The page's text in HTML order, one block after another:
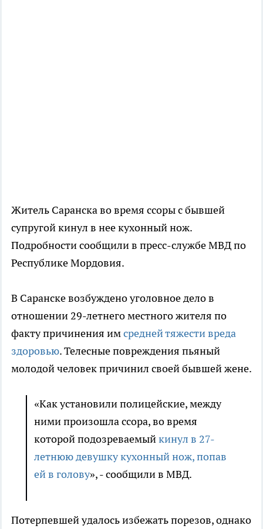
Житель Саранска во время ссоры с бывшей
супругой кинул в нее кухонный нож.
Подробности сообщили в пресс-службе МВД по
Республике Мордовия.
В Саранске возбуждено уголовное дело в
отношении 29-летнего местного жителя по
факту причинения имсредней тяжести вреда
здоровью. Телесные повреждения пьяный
молодой человек причинил своей бывшей жене.
«Как установили полицейские, между
ними произошла ссора, во время
которой подозреваемыйкинул в 27-
летнюю девушку кухонный нож, попав
ей в голову», - сообщили в МВД.
Потерпевшей удалось избежать порезов, однако